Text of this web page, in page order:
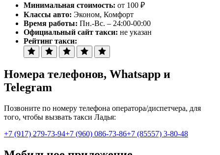
Минимальная стоимость: от 100 ₽
Классы авто: Эконом, Комфорт
Время работы: Пн.-Вс. – 24:00-00:00
Официальный сайт такси: не указан
Рейтинг такси:
Номера телефонов, Whatsapp и
Telegram
Позвоните по номеру телефона оператора/диспетчера, для
того, чтобы вызвать такси Ладья:
+7 (917) 279-73-94+7 (960) 086-73-86+7 (85557) 3-80-48